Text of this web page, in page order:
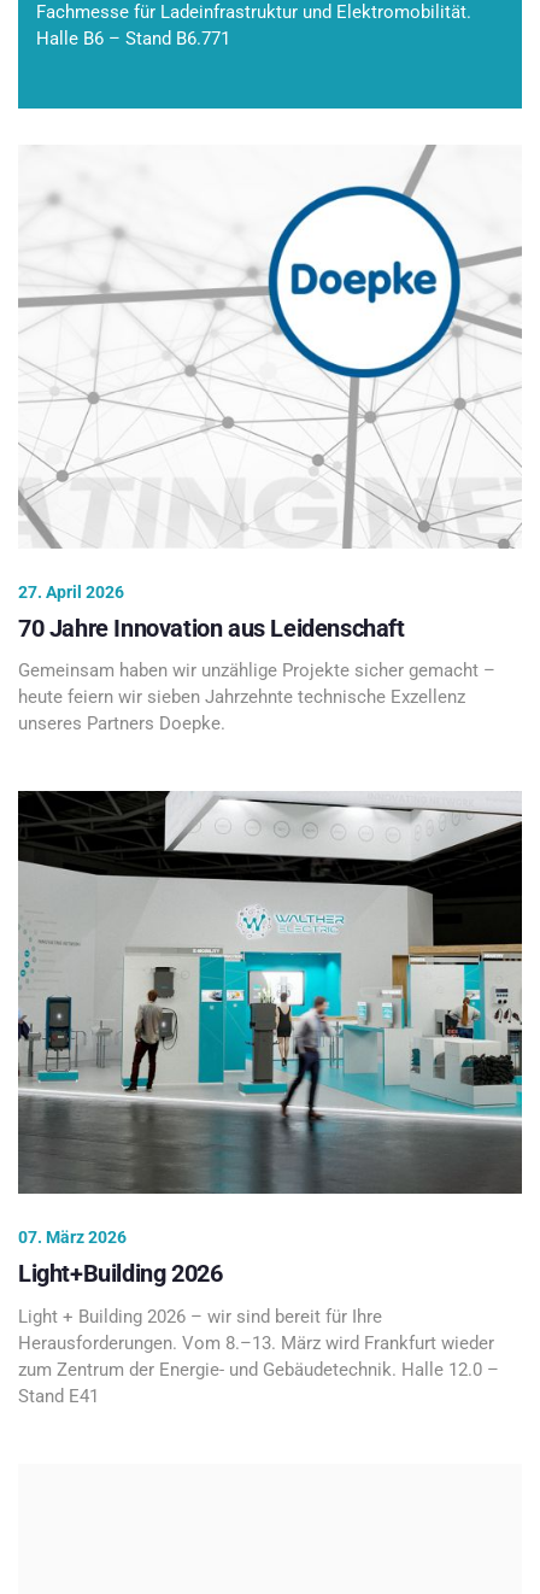
Fachmesse für Ladeinfrastruktur und Elektromobilität.
Halle B6 – Stand B6.771
27. April 2026
70 Jahre Innovation aus Leidenschaft
Gemeinsam haben wir unzählige Projekte sicher gemacht –
heute feiern wir sieben Jahrzehnte technische Exzellenz
unseres Partners Doepke.
07. März 2026
Light+Building 2026
Light + Building 2026 – wir sind bereit für Ihre
Herausforderungen. Vom 8.–13. März wird Frankfurt wieder
zum Zentrum der Energie- und Gebäudetechnik. Halle 12.0 –
Stand E41